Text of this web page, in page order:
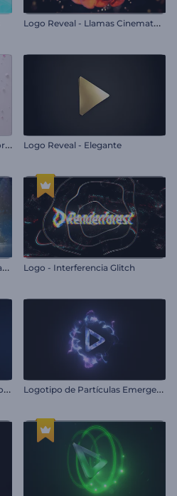
L
ogo Reveal - Llamas Cinematográficas
I
ntroducción de corazón de flores para San Valentín Logo Reveal - Elegante
I
ntro Árbol de Navidad Iluminado Logo - Interferencia Glitch
R
evelación del Logo Resplandor Absoluto L
ogotipo de Partículas Emergentes